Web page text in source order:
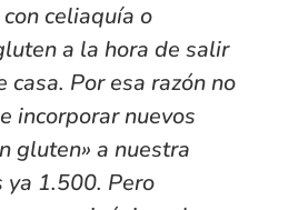
celiaquía o
a la hora de salir
casa. Por esa razón no
incorporar nuevos
gluten» a nuestra
ya 1.500. Pero